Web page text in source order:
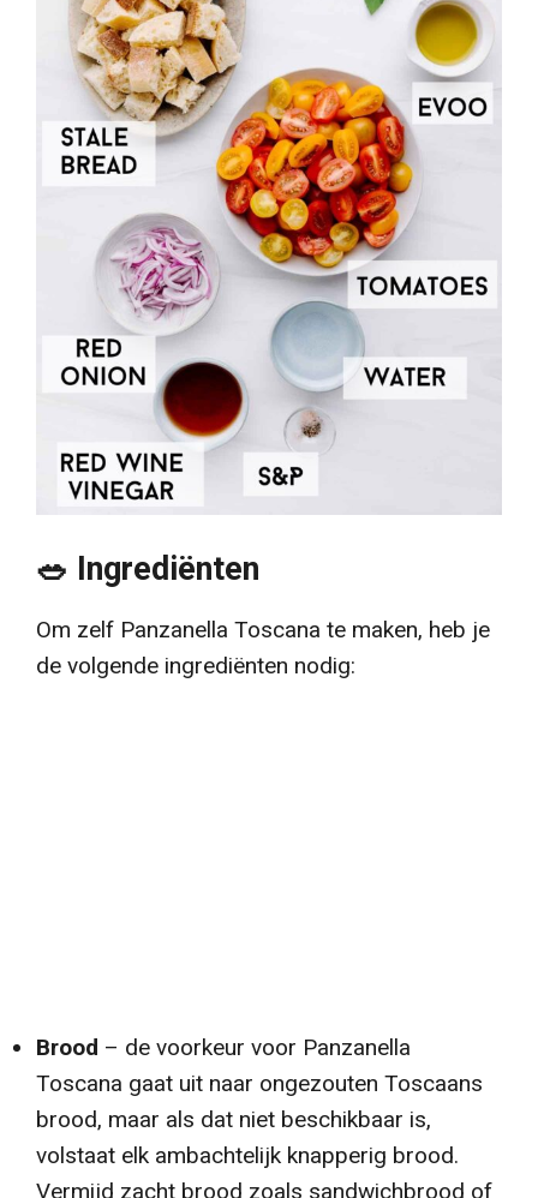
🥗 Ingrediënten
Om zelf Panzanella Toscana te maken, heb je
de volgende ingrediënten nodig:
Brood – de voorkeur voor Panzanella
Toscana gaat uit naar ongezouten Toscaans
brood, maar als dat niet beschikbaar is,
volstaat elk ambachtelijk knapperig brood.
Vermijd zacht brood zoals sandwichbrood of